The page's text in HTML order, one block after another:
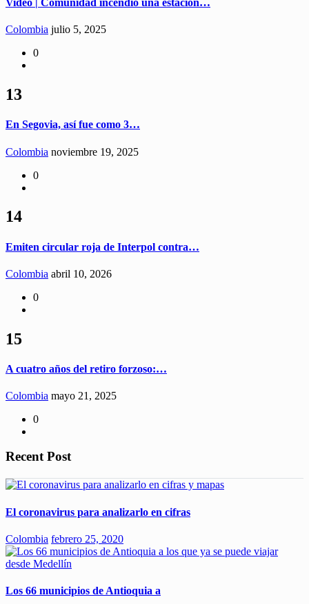
Colombia julio 5, 2025
0
13
En Segovia, así fue como 3…
Colombia noviembre 19, 2025
0
14
Emiten circular roja de Interpol contra…
Colombia abril 10, 2026
0
15
A cuatro años del retiro forzoso:…
Colombia mayo 21, 2025
0
Recent Post
El coronavirus para analizarlo en cifras
Colombia febrero 25, 2020
Los 66 municipios de Antioquia a